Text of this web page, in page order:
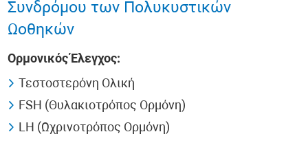
Συνδρόμου των Πολυκυστικών
Ωοθηκών
Ορμονικός Έλεγχος:
Τεστοστερόνη Ολική
FSH (Θυλακιοτρόπος Ορμόνη)
LH (Ωχρινοτρόπος Ορμόνη)